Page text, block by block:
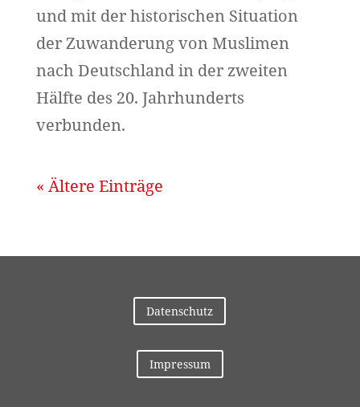
und mit der historischen Situation
der Zuwanderung von Muslimen
nach Deutschland in der zweiten
Hälfte des 20. Jahrhunderts
verbunden.
« Ältere Einträge
Datenschutz
Impressum